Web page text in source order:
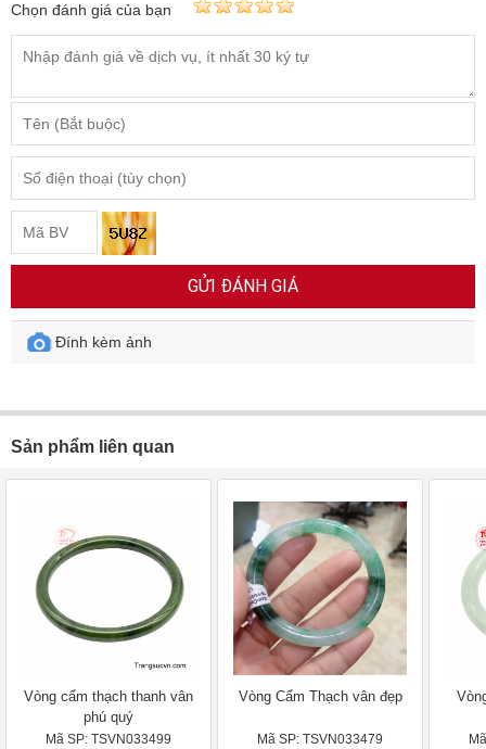
Chọn đánh giá của bạn
GỬI ĐÁNH GIÁ
Đính kèm ảnh
Sản phẩm liên quan
Vòng cẩm thạch thanh vân
phú quý
Mã SP: TSVN033499
Vòng Cẩm Thạch vân đẹp
Mã SP: TSVN033479